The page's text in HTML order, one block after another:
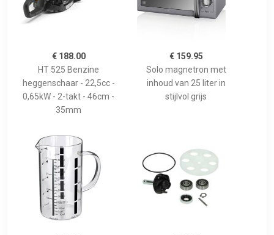
€ 188.00
HT 525 Benzine
heggenschaar - 22,5cc -
0,65kW - 2-takt - 46cm -
35mm
€ 159.95
Solo magnetron met
inhoud van 25 liter in
stijlvol grijs